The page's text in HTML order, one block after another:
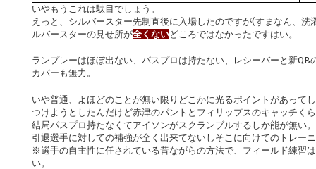
いやもうこれは駄目でしょう。
えっと、シルバースター先制直後に入場したのですが(すまなん、
ルバースターの見せ所が全くないどころではなかったですはい。
ランプレーはほぼ出ない、パスプロは持たない、レシーバーと新
カバーも無力。
いや普通、よほどのことが無い限りどこかに光るポイントがあって
つけようとしたんだけど赤津のパントとフィリップスのキャッチく
結局パスプロ持たなくてアイソンがスクランブルするしか能が無い。
引退選手に対しての補強が全く出来てないしそこに向けてのトレー
※選手の自主性に任されている昔ながらの方法で、フィールド練習
い。